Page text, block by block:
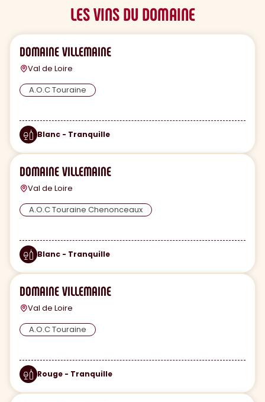
LES VINS DU DOMAINE
DOMAINE VILLEMAINE
Val de Loire
A.O.C Touraine
Blanc - Tranquille
DOMAINE VILLEMAINE
Val de Loire
A.O.C Touraine Chenonceaux
Blanc - Tranquille
DOMAINE VILLEMAINE
Val de Loire
A.O.C Touraine
Rouge - Tranquille